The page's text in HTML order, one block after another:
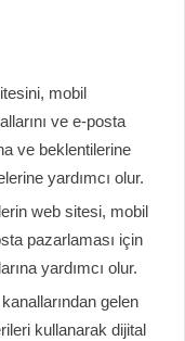
mobil
ve e-posta
ve beklentilerine
yardımcı olur.
web sitesi, mobil
pazarlaması için
yardımcı olur.
gelen
kullanarak dijital